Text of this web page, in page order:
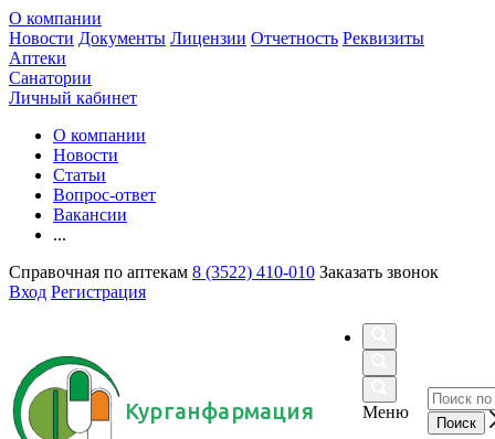
О компании
Новости Документы Лицензии Отчетность Реквизиты
Аптеки
Санатории
Личный кабинет
О компании
Новости
Статьи
Вопрос-ответ
Вакансии
...
Справочная по аптекам 8 (3522) 410-010 Заказать звонок
Вход Регистрация
Курганфармация
Меню